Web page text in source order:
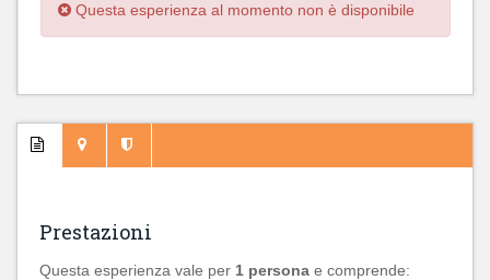
Questa esperienza al momento non è disponibile
Prestazioni
Questa esperienza vale per 1 persona e comprende: